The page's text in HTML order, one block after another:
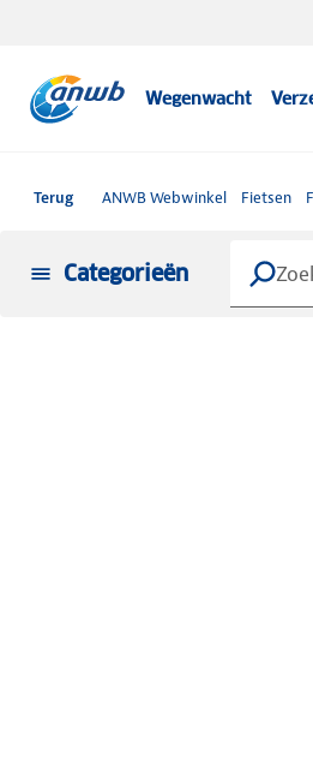
Wegenwacht
Terug ANWB Webwinkel Fietsen
Categorieën